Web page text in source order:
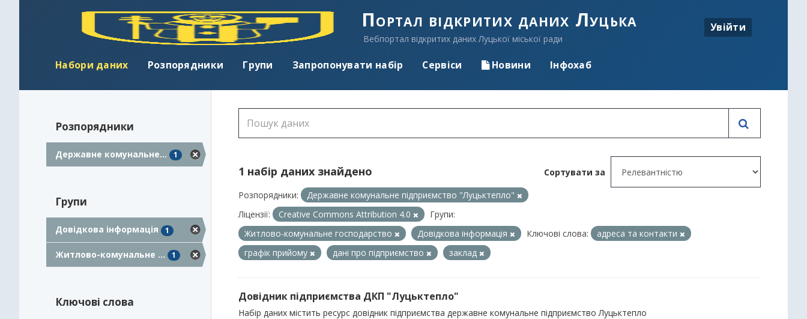
Портал відкритих даних Луцька
Вебпортал відкритих даних Луцької міської ради
Увійти
Набори даних Розпорядники Групи Запропонувати набір Сервіси Новини Інфохаб
Розпорядники
Державне комунальне... 1
Групи
Довідкова інформація 1
Житлово-комунальне ... 1
Ключові слова
Сортувати за
1 набір даних знайдено
Розпорядники:
Державне комунальне підприємство "Луцьктепло"
Ліцензії:
Creative Commons Attribution 4.0
Групи:
Житлово-комунальне господарство
Довідкова інформація Ключові слова:
адреса та контакти
графік прийому
дані про підприємство заклад
Довідник підприємства ДКП "Луцьктепло"
Набір даних містить ресурс довідник підприємства державне комунальне підприємство Луцьктепло